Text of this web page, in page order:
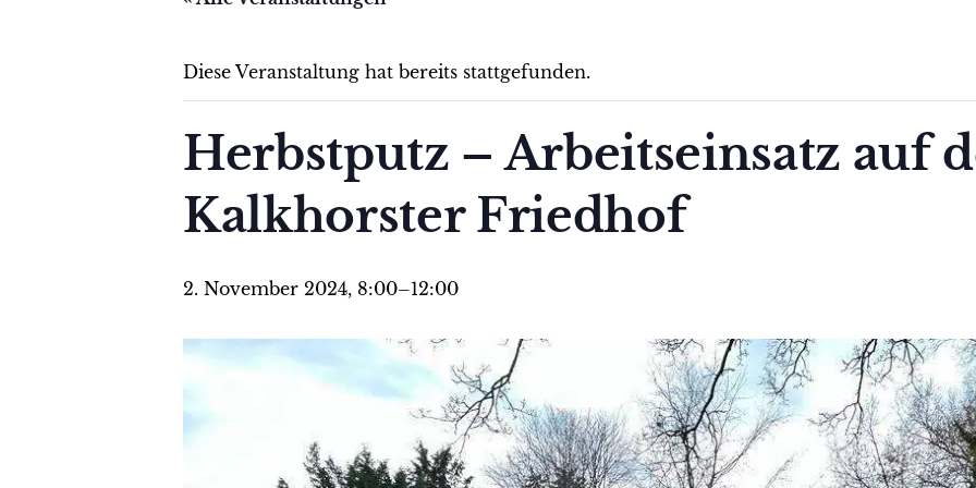
Diese Veranstaltung hat bereits stattgefunden.
Herbstputz – Arbeitseinsatz auf
Kalkhorster Friedhof
2. November 2024, 8:00–12:00